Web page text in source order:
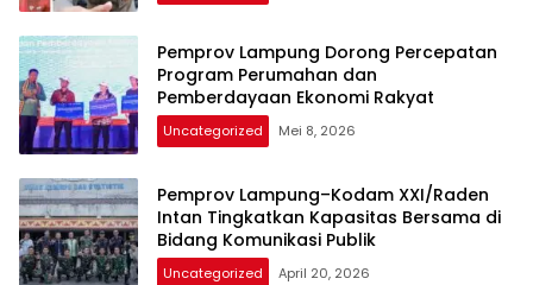
Pemprov Lampung Dorong Percepatan
Program Perumahan dan
Pemberdayaan Ekonomi Rakyat
Uncategorized Mei 8, 2026
Pemprov Lampung–Kodam XXI/Raden
Intan Tingkatkan Kapasitas Bersama di
Bidang Komunikasi Publik
Uncategorized April 20, 2026